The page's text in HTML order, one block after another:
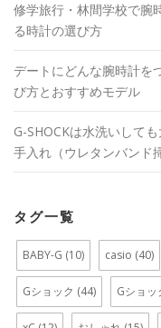
修学旅行・林間学校で腕
る時計の選び方
デートにどんな腕時計を
び方とおすすめモデル
G-SHOCKは水洗いして
手入れ（ウレタンバンド
タグ一覧
BABY-G (10) casio (40)
Gショック (44) Gショッ